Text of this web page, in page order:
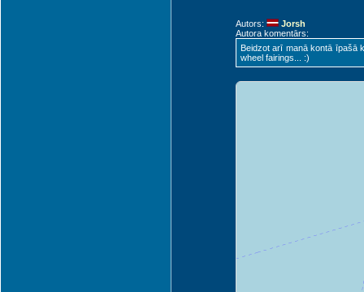
Autors:
Jorsh
Autora komentārs:
Beidzot arī manā kontā īpašā
wheel fairings... :)